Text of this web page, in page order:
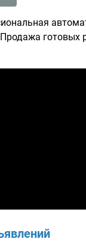
Продажа готовых